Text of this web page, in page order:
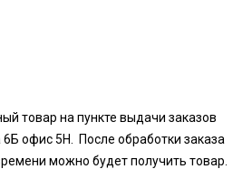
товар на пункте выдачи заказов
офис 5Н. После обработки заказа
можно будет получить товар.